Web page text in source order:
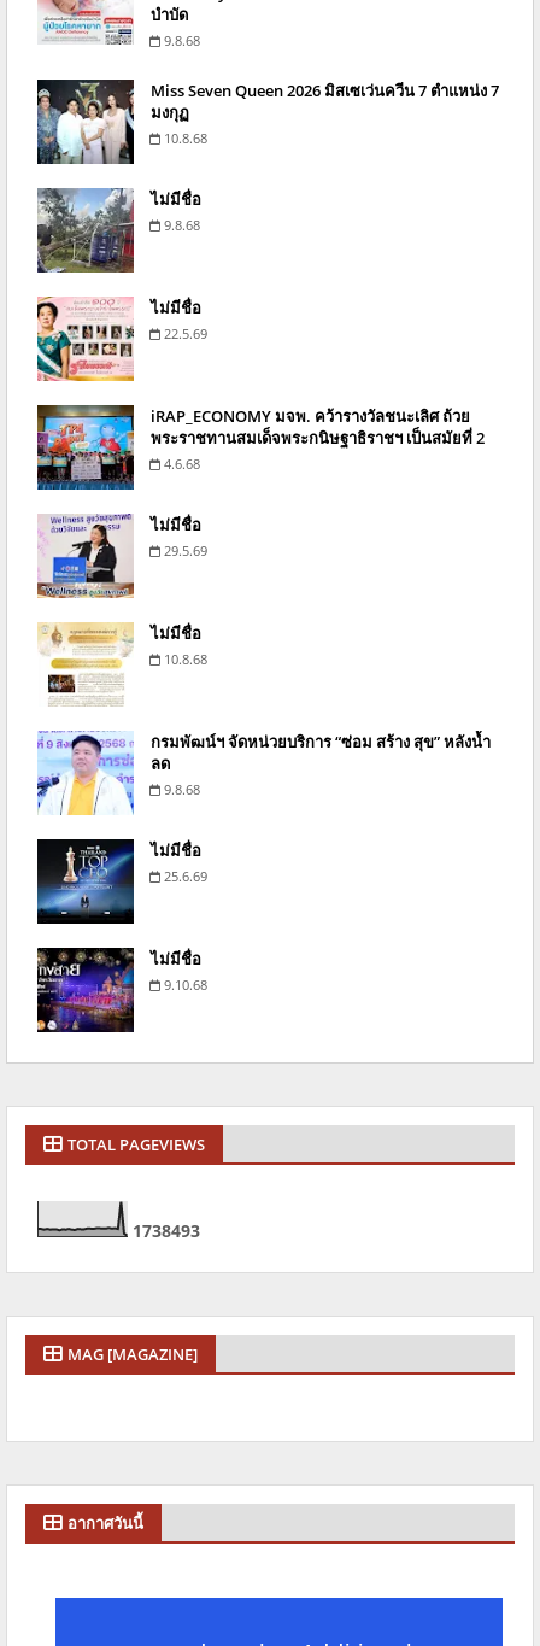
บำบัด
9.8.68
Miss Seven Queen 2026 มิสเซเว่นควีน 7 ตำแหน่ง 7
มงกุฏ
10.8.68
ไม่มีชื่อ
9.8.68
ไม่มีชื่อ
22.5.69
iRAP_ECONOMY มจพ. คว้ารางวัลชนะเลิศ ถ้วย
พระราชทานสมเด็จพระกนิษฐาธิราชฯ เป็นสมัยที่ 2
4.6.68
ไม่มีชื่อ
29.5.69
ไม่มีชื่อ
10.8.68
กรมพัฒน์ฯ จัดหน่วยบริการ “ซ่อม สร้าง สุข” หลังน้ำ
ลด
9.8.68
ไม่มีชื่อ
25.6.69
ไม่มีชื่อ
9.10.68
TOTAL PAGEVIEWS
1738493
MAG [MAGAZINE]
อากาศวันนี้